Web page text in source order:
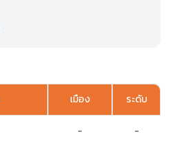
เมือง ระดับ
- -